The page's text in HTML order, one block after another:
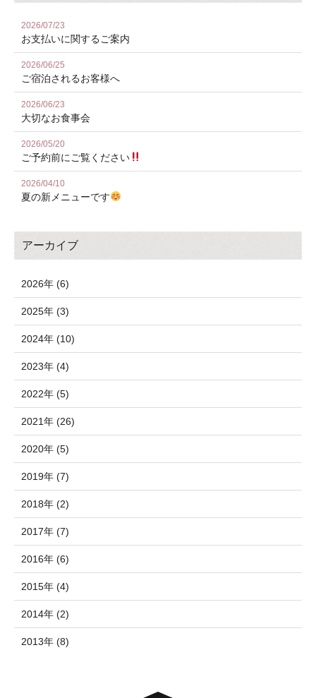
2026/07/23
お⽀払いに関するご案内
2026/06/25
ご宿泊されるお客様へ
2026/06/23
大切なお食事会
2026/05/20
ご予約前にご覧ください
2026/04/10
夏の新メニューです
アーカイブ
2026年 (6)
2025年 (3)
2024年 (10)
2023年 (4)
2022年 (5)
2021年 (26)
2020年 (5)
2019年 (7)
2018年 (2)
2017年 (7)
2016年 (6)
2015年 (4)
2014年 (2)
2013年 (8)